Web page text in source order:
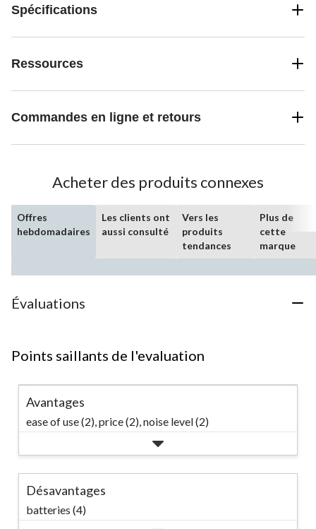
Spécifications
Ressources
Commandes en ligne et retours
Acheter des produits connexes
Offres
hebdomadaires
Les clients ont
aussi consulté
Vers les
produits
tendances
Plus de
cette
marque
Évaluations
Points saillants de l'evaluation
Avantages
ease of use (2), price (2), noise level (2)
Désavantages
batteries (4)